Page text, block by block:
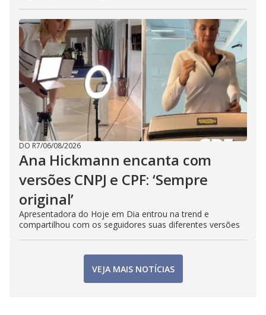
DO R7/06/08/2026
Ana Hickmann encanta com
versões CNPJ e CPF: ‘Sempre
original’
Apresentadora do Hoje em Dia entrou na trend e
compartilhou com os seguidores suas diferentes versões
VEJA MAIS NOTÍCIAS